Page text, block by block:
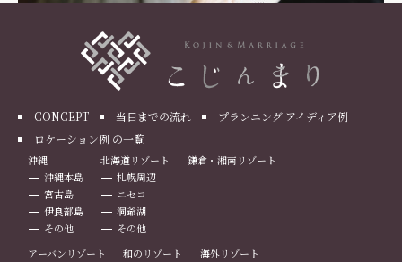
CONCEPT 当日までの流れ
プランニング アイディア例
ロケーション例 の一覧
沖縄
沖縄本島
宮古島
伊良部島
その他
北海道リゾート
札幌周辺
ニセコ
洞爺湖
その他
鎌倉・湘南リゾート
アーバンリゾート
和のリゾート
海外リゾート